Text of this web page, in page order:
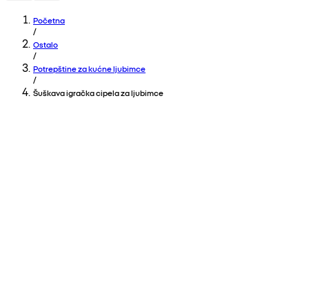
Početna
/
Ostalo
/
Potrepštine za kućne ljubimce
/
Šuškava igračka cipela za ljubimce